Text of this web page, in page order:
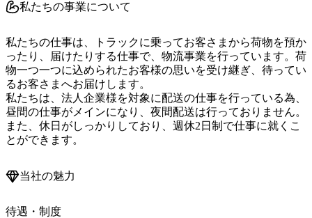
私たちの事業について
私たちの仕事は、トラックに乗ってお客さまから荷物を預か
ったり、届けたりする仕事で、物流事業を行っています。荷
物一つ一つに込められたお客様の思いを受け継ぎ、待ってい
るお客さまへお届けします。
私たちは、法人企業様を対象に配送の仕事を行っている為、
昼間の仕事がメインになり、夜間配送は行っておりません。
また、休日がしっかりしており、週休2日制で仕事に就くこ
とができます。
当社の魅力
待遇・制度